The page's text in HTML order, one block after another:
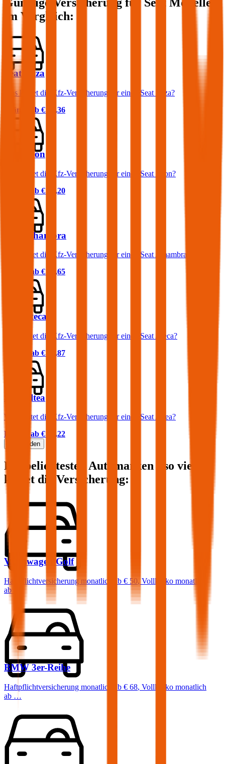
Günstige Versicherung für Seat Modelle
im Vergleich:
Seat Ibiza
Was kostet die Kfz-Versicherung für einen Seat Ibiza?
Prämie ab € 36,36
Seat Leon
Was kostet die Kfz-Versicherung für einen Seat Leon?
Prämie ab € 52,20
Seat Alhambra
Was kostet die Kfz-Versicherung für einen Seat Alhambra?
Prämie ab € 83,65
Seat Ateca
Was kostet die Kfz-Versicherung für einen Seat Ateca?
Prämie ab € 66,87
Seat Altea
Was kostet die Kfz-Versicherung für einen Seat Altea?
Prämie ab € 45,22
Mehr laden
Die beliebtesten Automarken - so viel
kostet die Versicherung:
Volkswagen Golf
Haftpflichtversicherung monatlich ab € 50, Vollkasko monatlich
ab …
BMW 3er-Reihe
Haftpflichtversicherung monatlich ab € 68, Vollkasko monatlich
ab …